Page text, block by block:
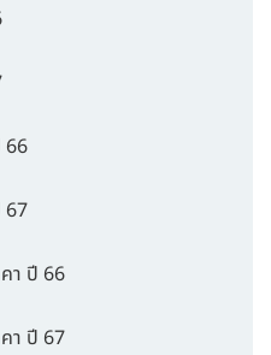
66
67
า ปี 66
า ปี 67